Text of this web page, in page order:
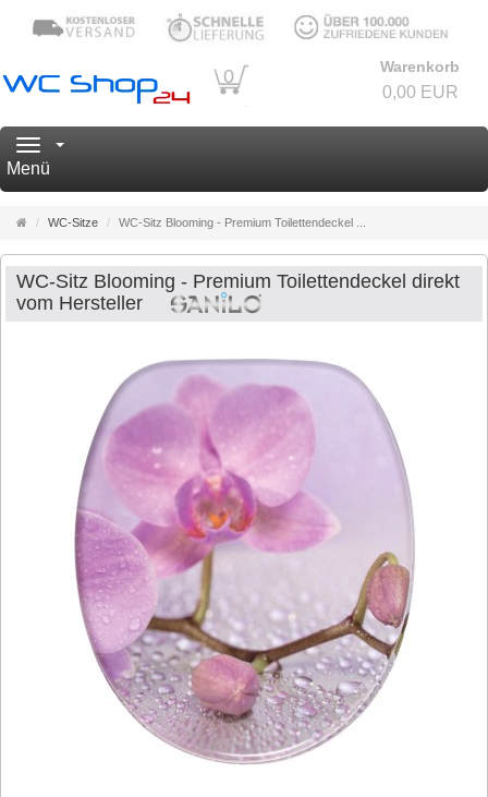
0 Warenkorb
0,00 EUR
Navigation
Menü
Startseite
WC-Sitze WC-Sitz Blooming - Premium Toilettendeckel ...
WC-Sitz Blooming - Premium Toilettendeckel direkt
vom Hersteller